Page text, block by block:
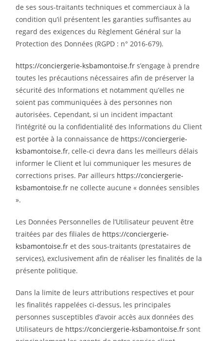
de ses sous-traitants techniques et commerciaux à la
condition qu’il présentent les garanties suffisantes au
regard des exigences du Règlement Général sur la
Protection des Données (RGPD : n° 2016-679).
https://conciergerie-ksbamontoise.fr s’engage à prendre
toutes les précautions nécessaires afin de préserver la
sécurité des Informations et notamment qu’elles ne
soient pas communiquées à des personnes non
autorisées. Cependant, si un incident impactant
l’intégrité ou la confidentialité des Informations du Client
est portée à la connaissance de https://conciergerie-
ksbamontoise.fr, celle-ci devra dans les meilleurs délais
informer le Client et lui communiquer les mesures de
corrections prises. Par ailleurs https://conciergerie-
ksbamontoise.fr ne collecte aucune « données sensibles
».
Les Données Personnelles de l’Utilisateur peuvent être
traitées par des filiales de https://conciergerie-
ksbamontoise.fr et des sous-traitants (prestataires de
services), exclusivement afin de réaliser les finalités de la
présente politique.
Dans la limite de leurs attributions respectives et pour
les finalités rappelées ci-dessus, les principales
personnes susceptibles d’avoir accès aux données des
Utilisateurs de https://conciergerie-ksbamontoise.fr sont